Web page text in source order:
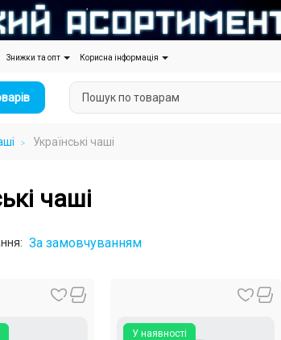
Знижки та опт Корисна інформація
Українські чаші
чаші
За замовчуванням
У наявності